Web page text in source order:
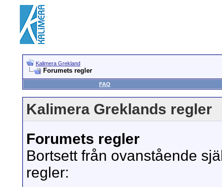
Kalimera Grekland
Forumets regler
FAQ
Kalimera Greklands regler
Forumets regler
Bortsett från ovanstående
regler: